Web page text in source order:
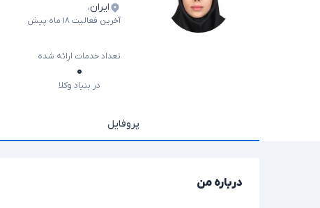
ایران،
آخرین فعالیت ۱۸ ماه پیش
تعداد خدمات ارائه شده
۰
در بنیاد وکلا
پروفایل
درباره من